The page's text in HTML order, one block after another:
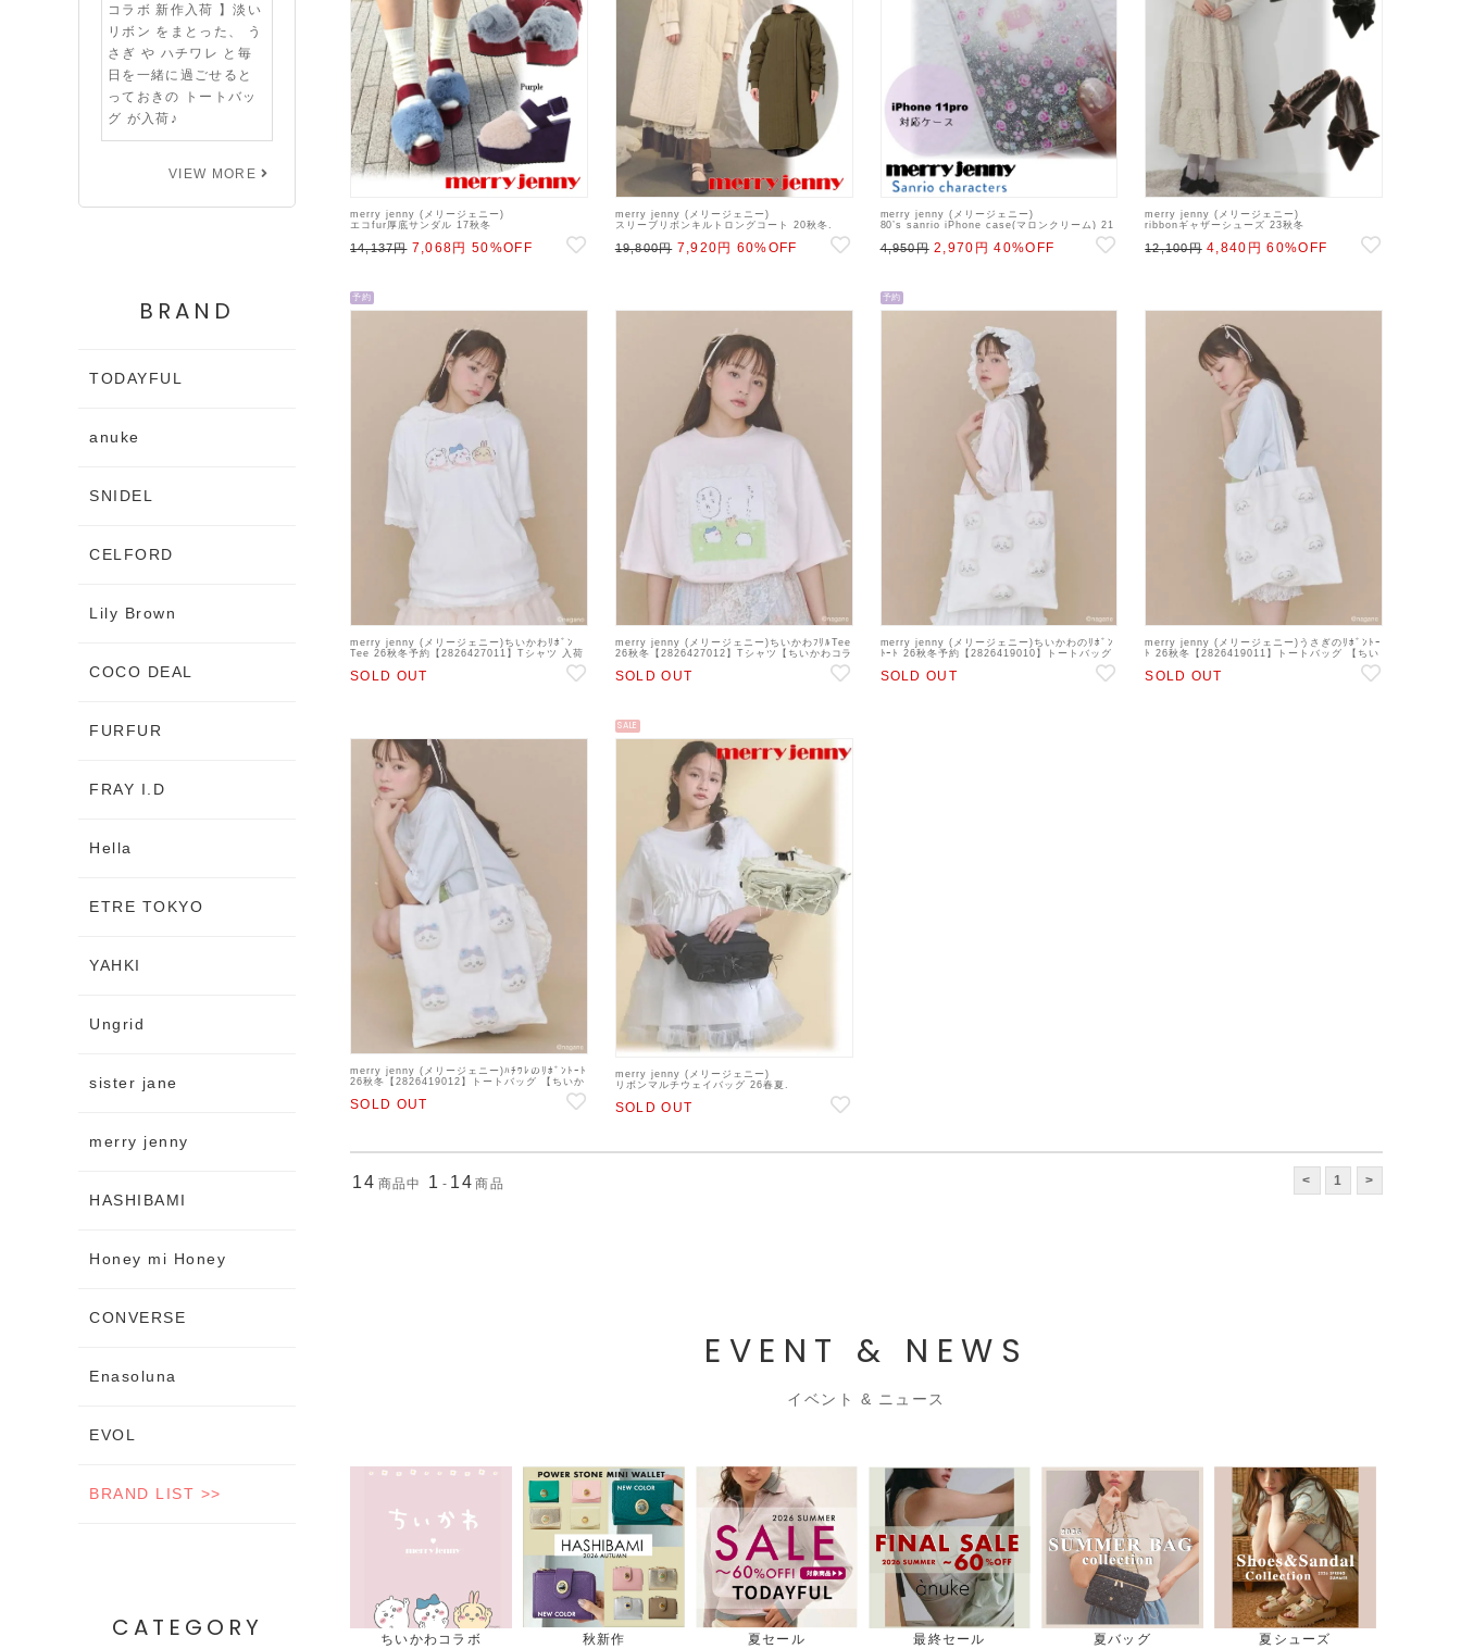
merry jenny (メリージェニー)
エコfur厚底サンダル 17秋冬
14,137円 7,068円 50%OFF
merry jenny (メリージェニー)
スリーブリボンキルトロングコート 20秋冬.
19,800円 7,920円 60%OFF
merry jenny (メリージェニー)
80’s sanrio iPhone case(マロンクリーム) 21
4,950円 2,970円 40%OFF
merry jenny (メリージェニー)
ribbonギャザーシューズ 23秋冬
【282341801401】フラットシューズ ss20
12,100円 4,840円 60%OFF
予約
merry jenny (メリージェニー)ちいかわﾘﾎﾞﾝ
Tee 26秋冬予約【2826427011】Tシャツ 入荷
SOLD OUT
merry jenny (メリージェニー)ちいかわﾌﾘﾙTee
26秋冬【2826427012】Tシャツ【ちいかわコラ
SOLD OUT
予約
merry jenny (メリージェニー)ちいかわのﾘﾎﾞﾝ
ﾄｰﾄ 26秋冬予約【2826419010】トートバッグ
SOLD OUT
merry jenny (メリージェニー)うさぎのﾘﾎﾞﾝﾄｰ
ﾄ 26秋冬【2826419011】トートバッグ 【ちい
SOLD OUT
merry jenny (メリージェニー)ﾊﾁﾜﾚのﾘﾎﾞﾝﾄｰﾄ
26秋冬【2826419012】トートバッグ 【ちいか
SOLD OUT
SALE
merry jenny (メリージェニー)
リボンマルチウェイバッグ 26春夏.
【282611901801】ハンド・ショルダーバッグ
sp26
SOLD OUT
14 商品中 1 - 14 商品 < 1 >
EVENT & NEWS
イベント & ニュース
人気シリーズ新作 TODAYFULアクセ ちいかわコラボ 秋新作 夏セール 最終セール 夏バッグ 夏シューズ
コラボ 新作入荷 】淡い
リボン をまとった、 う
さぎ や ハチワレ と毎
日を一緒に過ごせると
っておきの トートバッ
グ が入荷♪
VIEW MORE
BRAND
TODAYFUL
anuke
SNIDEL
CELFORD
Lily Brown
COCO DEAL
FURFUR
FRAY I.D
Hella
ETRE TOKYO
YAHKI
Ungrid
sister jane
merry jenny
HASHIBAMI
Honey mi Honey
CONVERSE
Enasoluna
EVOL
BRAND LIST >>
CATEGORY